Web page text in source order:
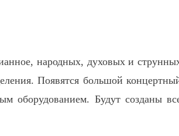
народных, духовых и
Появятся большой
оборудованием. Будут созданы